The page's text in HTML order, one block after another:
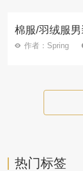
棉服/羽绒服
作者：Spring
热门标签